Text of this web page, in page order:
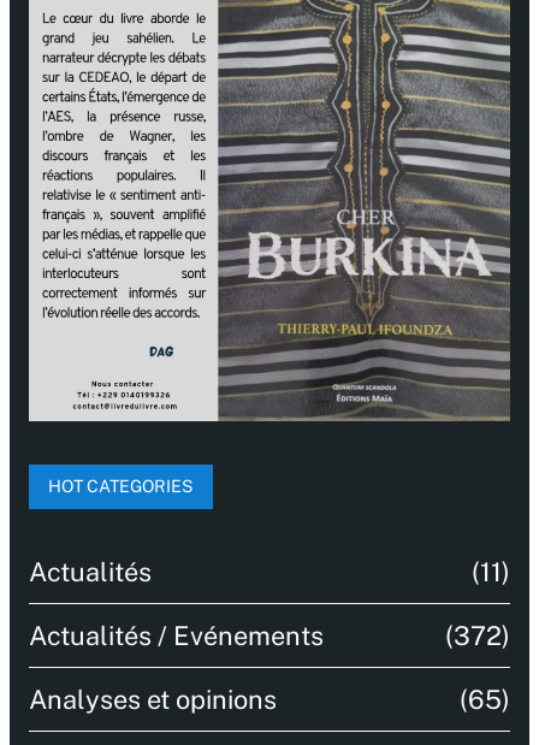
HOT CATEGORIES
Actualités (11)
Actualités / Evénements (372)
Analyses et opinions (65)